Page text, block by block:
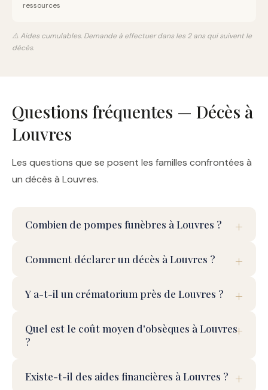
ressources
⚠️ Aides cumulables. Demande à effectuer dans les 2 ans qui suivent le
décès.
Questions fréquentes — Décès à
Louvres
Les questions que se posent les familles confrontées à
un décès à Louvres.
Combien de pompes funèbres à Louvres ?
Comment déclarer un décès à Louvres ?
Y a-t-il un crématorium près de Louvres ?
Quel est le coût moyen d'obsèques à Louvres
?
Existe-t-il des aides financières à Louvres ?